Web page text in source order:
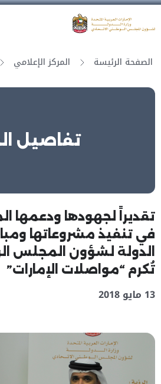
الصفحة الرئيسة المركز الإعلامي
تفاصيل
تقديراً لجهودها ودعمها
في تنفيذ مشروعاتها
الدولة لشؤون المجلس
تُكرم “مواصلات الإمارات”
13 مايو 2018